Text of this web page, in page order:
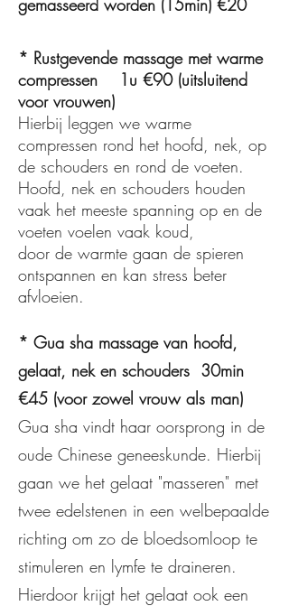
gemasseerd worden (15min) €20
* Rustgevende massage met warme
compressen
1u €90 (uitsluitend
voor vrouwen)
Hierbij leggen we warme
compressen rond het hoofd, nek, op
de schouders en rond de voeten.
Hoofd, nek en schouders houden
vaak het meeste spanning op en de
voeten voelen vaak koud,
door de warmte gaan de spieren
ontspannen en kan stress beter
afvloeien.
* Gua sha massage van hoofd,
gelaat, nek en schouders 30min
€45 (voor zowel vrouw als man)
Gua sha vindt haar oorsprong in de
oude Chinese geneeskunde. Hierbij
gaan we het gelaat "masseren" met
twee edelstenen in een welbepaalde
richting om zo de bloedsomloop te
stimuleren en lymfe te draineren.
Hierdoor krijgt het gelaat ook een